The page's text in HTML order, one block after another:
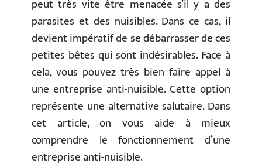
peut très vite être menacée s’il y a des
parasites et des nuisibles. Dans ce cas, il
devient impératif de se débarrasser de ces
petites bêtes qui sont indésirables. Face à
cela, vous pouvez très bien faire appel à
une entreprise anti-nuisible. Cette option
représente une alternative salutaire. Dans
cet article, on vous aide à mieux
comprendre le fonctionnement d’une
entreprise anti-nuisible.